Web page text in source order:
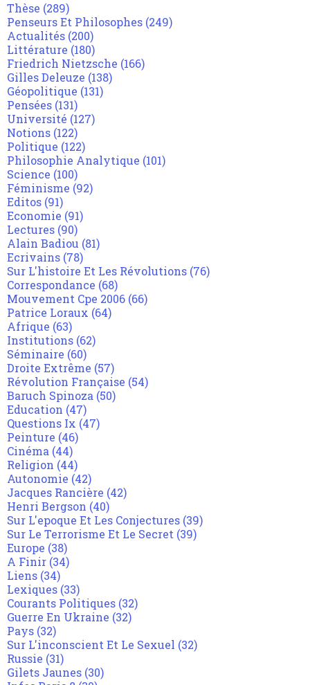
Thèse (289)
Penseurs Et Philosophes (249)
Actualités (200)
Littérature (180)
Friedrich Nietzsche (166)
Gilles Deleuze (138)
Géopolitique (131)
Pensées (131)
Université (127)
Notions (122)
Politique (122)
Philosophie Analytique (101)
Science (100)
Féminisme (92)
Editos (91)
Economie (91)
Lectures (90)
Alain Badiou (81)
Ecrivains (78)
Sur L'histoire Et Les Révolutions (76)
Correspondance (68)
Mouvement Cpe 2006 (66)
Patrice Loraux (64)
Afrique (63)
Institutions (62)
Séminaire (60)
Droite Extrême (57)
Révolution Française (54)
Baruch Spinoza (50)
Education (47)
Questions Ix (47)
Peinture (46)
Cinéma (44)
Religion (44)
Autonomie (42)
Jacques Rancière (42)
Henri Bergson (40)
Sur L'epoque Et Les Conjectures (39)
Sur Le Terrorisme Et Le Secret (39)
Europe (38)
A Finir (34)
Liens (34)
Lexiques (33)
Courants Politiques (32)
Guerre En Ukraine (32)
Pays (32)
Sur L'inconscient Et Le Sexuel (32)
Russie (31)
Gilets Jaunes (30)